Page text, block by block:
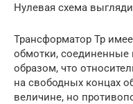
Нулевая схема
Трансформатор Тр
обмотки, соединенные
образом, что
на свободных концах
величине, но